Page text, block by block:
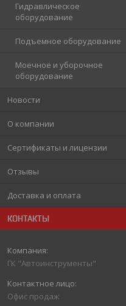
Гидравлическое
оборудование
Подъемное оборудование
Моечное и уборочное
оборудование
Новости
О компании
Сертификаты и лицензии
Отзывы
Доставка и оплата
КОНТАКТЫ
ГК "Автоинструменты"
Офис продаж